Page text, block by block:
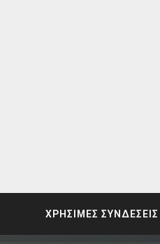
ΧΡΗΣΙΜΕΣ ΣΥΝΔΕΣΕΙΣ